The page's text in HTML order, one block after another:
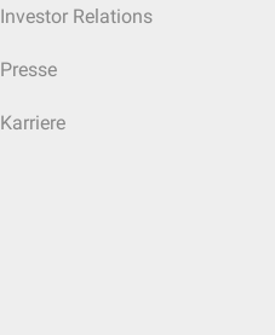
Investor Relations
Presse
Karriere